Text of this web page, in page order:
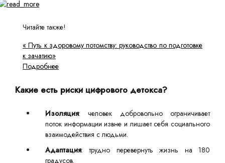
Читайте также!
« Путь к здоровому потомству: руководство по подготовке
к зачатию»
Подробнее
Какие есть риски цифрового детокса?
Изоляция: человек добровольно ограничивает
поток информации извне и лишает себя социального
взаимодействия с людьми.
Адаптация: трудно перевернуть жизнь на 180
градусов.